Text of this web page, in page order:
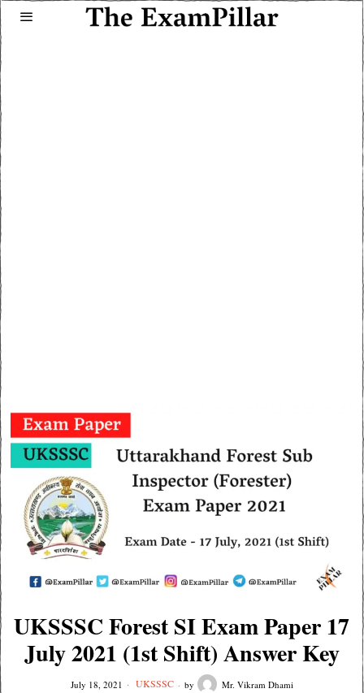
UKSSSC Forest SI Exam Paper 17
July 2021 (1st Shift) Answer Key
July 18, 2021 UKSSSC by Mr. Vikram Dhami